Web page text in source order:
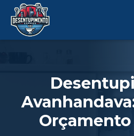
Orçamento